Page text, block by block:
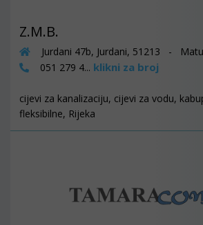
Z.M.B.
Jurdani 47b, Jurdani, 51213 -
051 279 4... klikni za broj
cijevi za kanalizaciju, cijevi za vodu,
fleksibilne, Rijeka